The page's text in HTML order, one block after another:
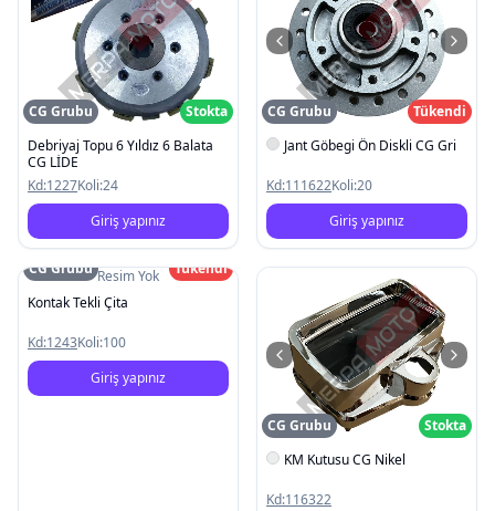
CG Grubu
Stokta
Debriyaj Topu 6 Yıldız 6 Balata
CG LİDE
Kd:1227Koli:24
Giriş yapınız
CG Grubu
Tükendi
Jant Göbegi Ön Diskli CG Gri
Kd:111622Koli:20
Giriş yapınız
Resim Yok
CG Grubu
Tükendi
Kontak Tekli Çita
Kd:1243Koli:100
Giriş yapınız
CG Grubu
Stokta
KM Kutusu CG Nikel
Kd:116322